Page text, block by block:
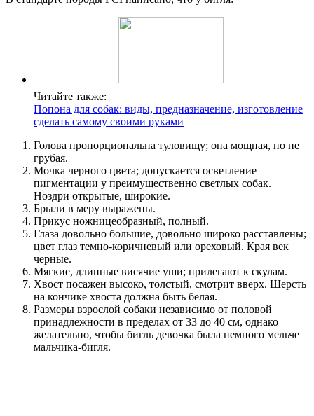
Читайте также:
Попона для собак: виды, предназначение, изготовление
сделать самому своими руками
Голова пропорциональна туловищу; она мощная, но не
грубая.
Мочка черного цвета; допускается осветление
пигментации у преимущественно светлых собак.
Ноздри открытые, широкие.
Брыли в меру выражены.
Прикус ножницеобразный, полный.
Глаза довольно большие, довольно широко расставлены;
цвет глаз темно-коричневый или ореховый. Края век
черные.
Мягкие, длинные висячие уши; прилегают к скулам.
Хвост посажен высоко, толстый, смотрит вверх. Шерсть
на кончике хвоста должна быть белая.
Размеры взрослой собаки независимо от половой
принадлежности в пределах от 33 до 40 см, однако
желательно, чтобы бигль девочка была немного мельче
мальчика-бигля.